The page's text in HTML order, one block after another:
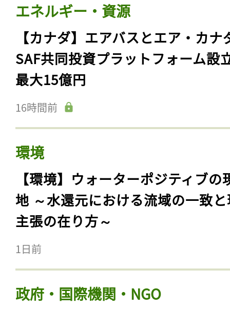
エネルギー・資源
【カナダ】エアバスとエア・カナ
SAF共同投資プラットフォーム設
最大15億円
16時間前
環境
【環境】ウォーターポジティブの
地 ～水還元における流域の一致
主張の在り方～
1日前
政府・国際機関・NGO